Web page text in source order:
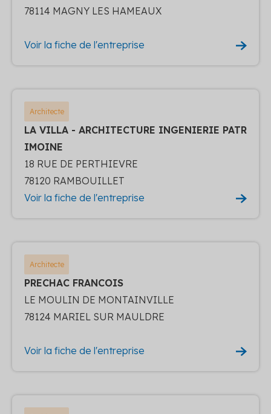
78114 MAGNY LES HAMEAUX
Voir la fiche de l'entreprise
Architecte
LA VILLA - ARCHITECTURE INGENIERIE PATR
IMOINE
18 RUE DE PERTHIEVRE
78120 RAMBOUILLET
Voir la fiche de l'entreprise
Architecte
PRECHAC FRANCOIS
LE MOULIN DE MONTAINVILLE
78124 MARIEL SUR MAULDRE
Voir la fiche de l'entreprise